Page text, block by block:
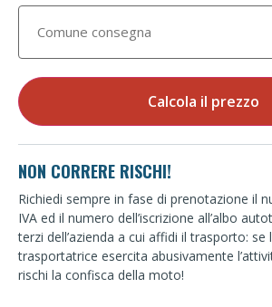
Calcola il prezzo
NON CORRERE RISCHI!
Richiedi sempre in fase di prenotazione il
IVA ed il numero dell’iscrizione all’albo
terzi dell’azienda a cui affidi il trasporto: se
trasportatrice esercita abusivamente
rischi la confisca della moto!